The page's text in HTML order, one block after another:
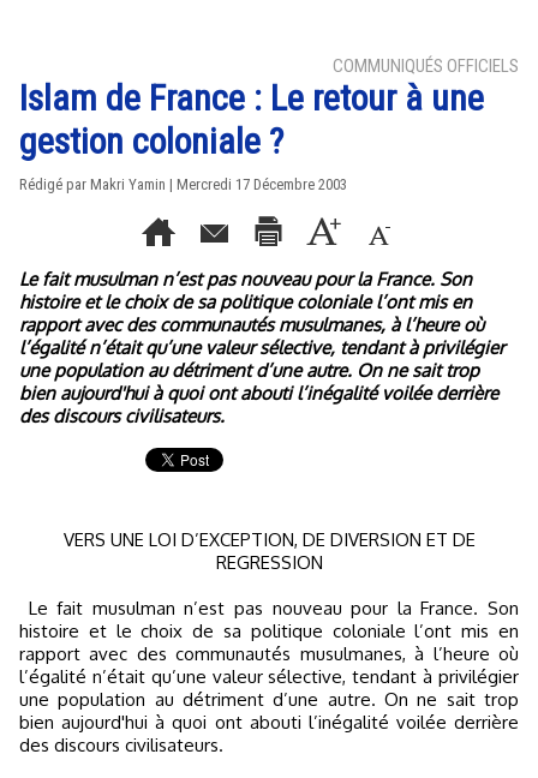
COMMUNIQUÉS OFFICIELS
Islam de France : Le retour à une
gestion coloniale ?
Rédigé par Makri Yamin | Mercredi 17 Décembre 2003
Le fait musulman n’est pas nouveau pour la France. Son
histoire et le choix de sa politique coloniale l’ont mis en
rapport avec des communautés musulmanes, à l’heure où
l’égalité n’était qu’une valeur sélective, tendant à privilégier
une population au détriment d’une autre. On ne sait trop
bien aujourd'hui à quoi ont abouti l’inégalité voilée derrière
des discours civilisateurs.
VERS UNE LOI D’EXCEPTION, DE DIVERSION ET DE
REGRESSION
Le fait musulman n’est pas nouveau pour la France. Son
histoire et le choix de sa politique coloniale l’ont mis en
rapport avec des communautés musulmanes, à l’heure où
l’égalité n’était qu’une valeur sélective, tendant à privilégier
une population au détriment d’une autre. On ne sait trop
bien aujourd'hui à quoi ont abouti l’inégalité voilée derrière
des discours civilisateurs.